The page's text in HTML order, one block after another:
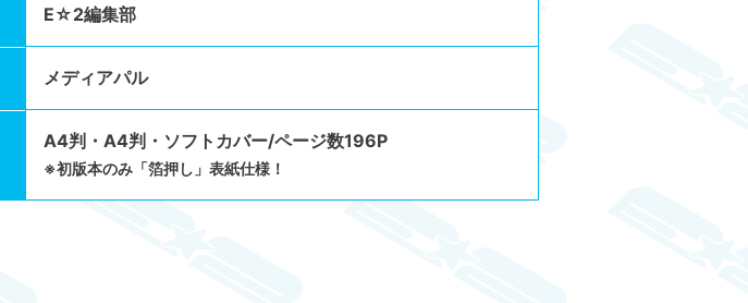
E☆2編集部
メディアパル
A4判・A4判・ソフトカバー/ページ数196P
※初版本のみ「箔押し」表紙仕様！